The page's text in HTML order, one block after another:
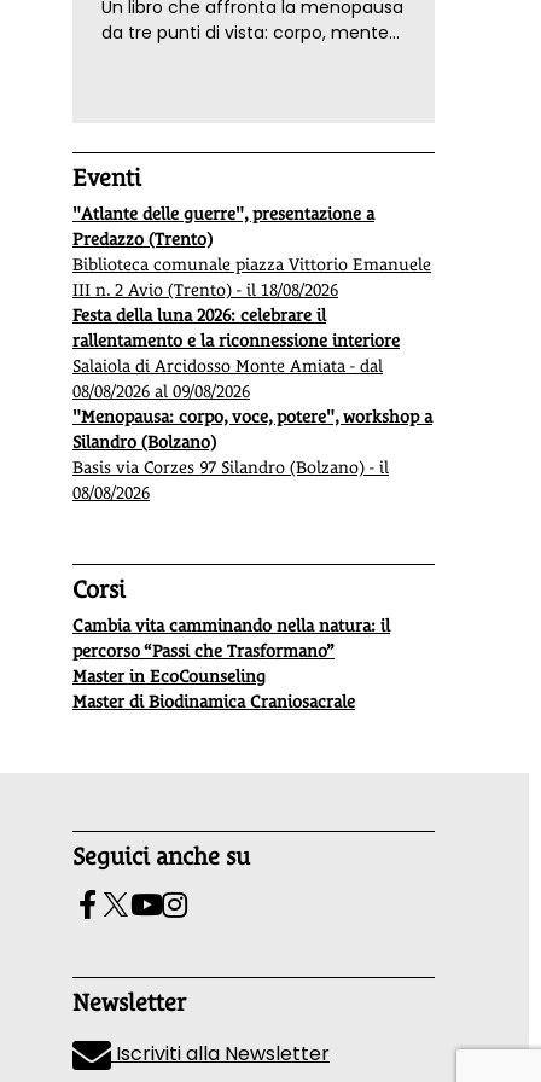
Un libro che affronta la menopausa
da tre punti di vista: corpo, mente
Eventi
"Atlante delle guerre", presentazione a
Predazzo (Trento)
Biblioteca comunale piazza Vittorio Emanuele
III n. 2 Avio (Trento) - il 18/08/2026
Festa della luna 2026: celebrare il
rallentamento e la riconnessione interiore
Salaiola di Arcidosso Monte Amiata - dal
08/08/2026 al 09/08/2026
"Menopausa: corpo, voce, potere", workshop a
Silandro (Bolzano)
Basis via Corzes 97 Silandro (Bolzano) - il
08/08/2026
Corsi
Cambia vita camminando nella natura: il
percorso “Passi che Trasformano”
Master in EcoCounseling
Master di Biodinamica Craniosacrale
Seguici anche su
Newsletter
Iscriviti alla Newsletter